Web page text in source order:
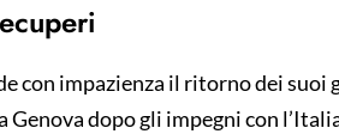
con impazienza il ritorno dei
Genova dopo gli impegni con